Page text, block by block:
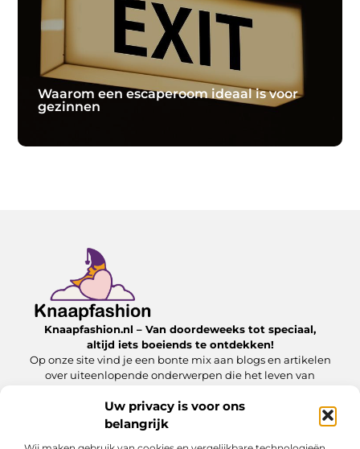
Uw privacy is voor ons
belangrijk
plaats van steeds de nieuwste trends te volgen, kiezen
steeds meer mensen voor kleding die jarenlang stijlvol
blijft. De Haas, De Mode, een kledingwinkel in
Nijmegen, helpt
Lees verder
Waarom een escaperoom ideaal is voor
gezinnen
Wanneer je een uitje zoekt waarbij iedereen actief
betrokken is, kan het een uitdaging zijn om een
activiteit te vinden die voor alle leeftijden boeiend blijft.
Een escaperoom biedt hiervoor een uitkomst. In plaats
van
Lees verder
Knaapfashion.nl – Van doordeweeks tot speciaal,
altijd iets boeiends te ontdekken!
Op onze site vind je een bonte mix aan blogs en artikelen
over uiteenlopende onderwerpen die het leven van
Onze informatie